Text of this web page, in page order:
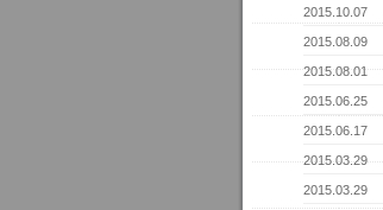
2015.10.07
2015.08.09
2015.08.01
2015.06.25
2015.06.17
2015.03.29
2015.03.29